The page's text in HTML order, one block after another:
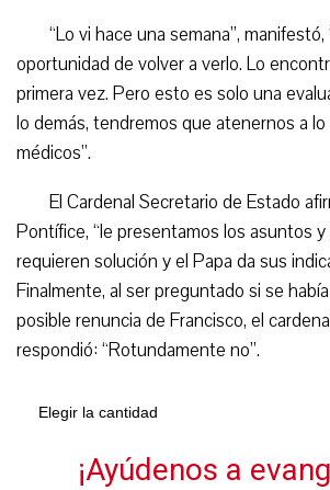
“Lo vi hace una semana”,
oportunidad de volver a verlo. Lo
primera vez. Pero esto es solo una
lo demás, tendremos que atenernos a
médicos”.
El Cardenal Secretario de Estado
Pontífice, “le presentamos los asuntos
requieren solución y el Papa da sus
Finalmente, al ser preguntado si se
posible renuncia de Francisco, el
respondió: “Rotundamente no”.